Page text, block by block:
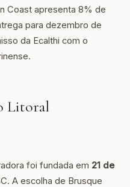
Coast apresenta 8% de
para dezembro de
da Ecalthi com o
Litoral
foi fundada em 21 de
A escolha de Brusque